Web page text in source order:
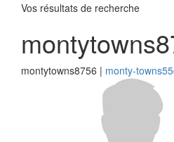
Vos résultats de recherche
montytowns8756 | monty-